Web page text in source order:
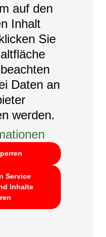
auf den
Inhalt
Sie
Daten an
werden.
Service
Inhalte